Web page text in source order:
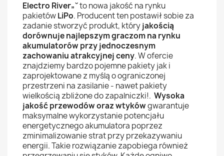
Electro River„˘to nowa jakość na rynku
pakietówLiPo. Producent ten postawił sobie za
zadanie stworzyć produkt, któryjakością
dorównuje najlepszym graczom na rynku
akumulatorów przy jednoczesnym
zachowaniu atrakcyjnej ceny. W ofercie
znajdziemy bardzo pojemne pakiety jak i
zaprojektowane z myślą o ograniczonej
przestrzeni na zasilanie - nawet pakiety
wielkością zbliżone do zapalniczki!. Wysoka
jakość przewodów oraz wtykówgwarantuje
maksymalne wykorzystanie potencjału
energetycznego akumulatora poprzez
zminimalizowanie strat przy przekazywaniu
energii. Takie rozwiązanie zapobiega również